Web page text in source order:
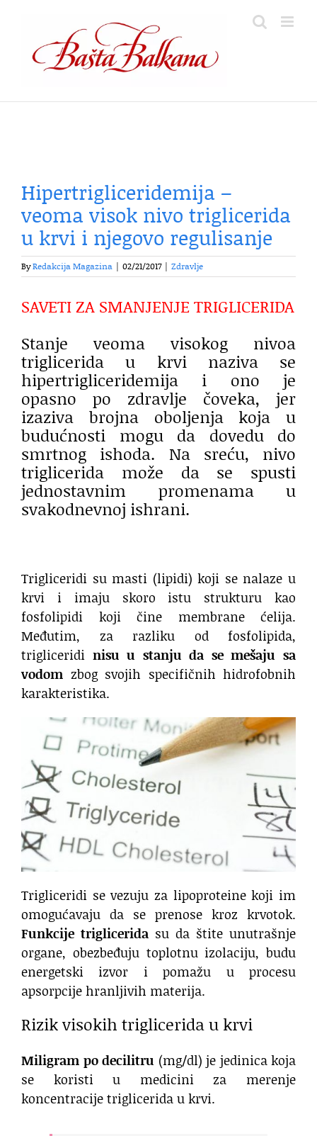
content
Hipertrigliceridemija –
veoma visok nivo triglicerida
u krvi i njegovo regulisanje
ByRedakcija Magazina 02/21/2017 Zdravlje
SAVETI ZA SMANJENJE TRIGLICERIDA
Stanje veoma visokog nivoa
triglicerida u krvi naziva se
hipertrigliceridemija i ono je
opasno po zdravlje čoveka, jer
izaziva brojna oboljenja koja u
budućnosti mogu da dovedu do
smrtnog ishoda. Na sreću, nivo
triglicerida može da se spusti
jednostavnim promenama u
svakodnevnoj ishrani.
Trigliceridi su masti (lipidi) koji se nalaze u
krvi i imaju skoro istu strukturu kao
fosfolipidi koji čine membrane ćelija.
Međutim, za razliku od fosfolipida,
trigliceridi nisu u stanju da se mešaju sa
vodom zbog svojih specifičnih hidrofobnih
karakteristika.
Trigliceridi se vezuju za lipoproteine koji im
omogućavaju da se prenose kroz krvotok.
Funkcije triglicerida su da štite unutrašnje
organe, obezbeđuju toplotnu izolaciju, budu
energetski izvor i pomažu u procesu
apsorpcije hranljivih materija.
Rizik visokih triglicerida u krvi
Miligram po decilitru (mg/dl) je jedinica koja
se koristi u medicini za merenje
koncentracije triglicerida u krvi.